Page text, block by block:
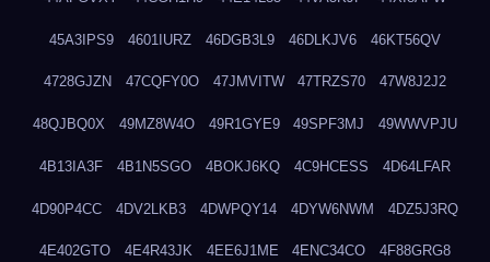
45A3IPS9 4601IURZ 46DGB3L9 46DLKJV6 46KT56QV
4728GJZN 47CQFY0O 47JMVITW 47TRZS70 47W8J2J2
48QJBQ0X 49MZ8W4O 49R1GYE9 49SPF3MJ 49WWVPJU
4B13IA3F 4B1N5SGO 4BOKJ6KQ 4C9HCESS 4D64LFAR
4D90P4CC 4DV2LKB3 4DWPQY14 4DYW6NWM 4DZ5J3RQ
4E402GTO 4E4R43JK 4EE6J1ME 4ENC34CO 4F88GRG8